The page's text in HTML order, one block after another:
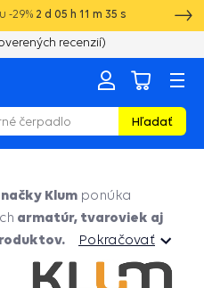
-29% 2 d 05 h 11 m 33 s
s vodotechnikou
Hľadať
Klum ponúka
armatúr, tvaroviek aj
Pokračovať